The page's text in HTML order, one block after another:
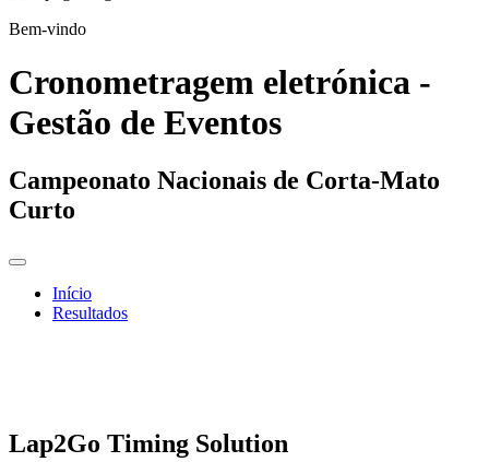
Bem-vindo
Cronometragem eletrónica -
Gestão de Eventos
Campeonato Nacionais de Corta-Mato
Curto
Início
Resultados
Lap2Go Timing Solution